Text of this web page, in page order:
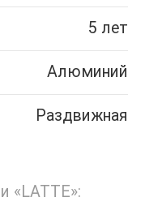
5 лет
Алюминий
Раздвижная
«LATTE»: